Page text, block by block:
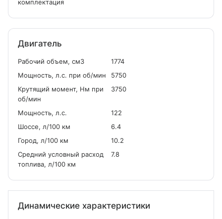
комплектация
Двигатель
Рабочий объем, см3
1774
Мощность, л.с. при об/мин
5750
Крутящий момент, Нм при
об/мин
3750
Мощность, л.с.
122
Шоссе, л/100 км
6.4
Город, л/100 км
10.2
Средний условный расход
топлива, л/100 км
7.8
Динамические характеристики